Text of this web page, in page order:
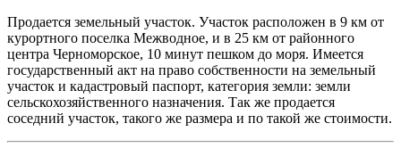
Продается земельный участок. Участок расположен в 9 км от
курортного поселка Межводное, и в 25 км от районного
центра Черноморское, 10 минут пешком до моря. Имеется
государственный акт на право собственности на земельный
участок и кадастровый паспорт, категория земли: земли
сельскохозяйственного назначения. Так же продается
соседний участок, такого же размера и по такой же стоимости.